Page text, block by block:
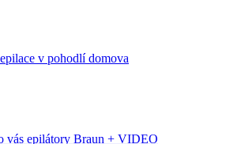
v pohodlí domova
vás epilátory Braun + VIDEO